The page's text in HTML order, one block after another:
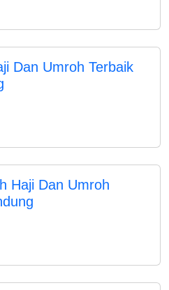
Dan Umroh Terbaik
Haji Dan Umroh